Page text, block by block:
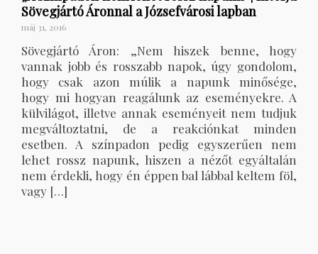
Sövegjártó Áronnal a Józsefvárosi lapban
máj 31, 2016
Sövegjártó Áron: „Nem hiszek benne, hogy
vannak jobb és rosszabb napok, úgy gondolom,
hogy csak azon múlik a napunk minősége,
hogy mi hogyan reagálunk az eseményekre. A
külvilágot, illetve annak eseményeit nem tudjuk
megváltoztatni, de a reakciónkat minden
esetben. A színpadon pedig egyszerűen nem
lehet rossz napunk, hiszen a nézőt egyáltalán
nem érdekli, hogy én éppen bal lábbal keltem föl,
vagy […]